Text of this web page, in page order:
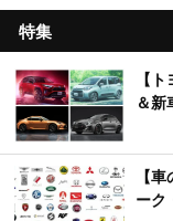
特集
【
＆新
【
ーク